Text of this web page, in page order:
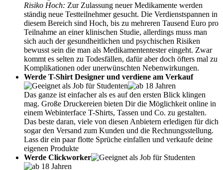
Risiko Hoch: Zur Zulassung neuer Medikamente werden
ständig neue Testteilnehmer gesucht. Die Verdienstspannen in
diesem Bereich sind Hoch, bis zu mehreren Tausend Euro pro
Teilnahme an einer klinischen Studie, allerdings muss man
sich auch der gesundheitlichen und psychischen Risiken
bewusst sein die man als Medikamententester eingeht. Zwar
kommt es selten zu Todesfällen, dafür aber doch öfters mal zu
Komplikationen oder unerwünschten Nebenwirkungen.
Werde T-Shirt Designer und verdiene am Verkauf
Das ganze ist einfacher als es auf den ersten Blick klingen
mag. Große Druckereien bieten Dir die Möglichkeit online in
einem Webinterface T-Shirts, Tassen und Co. zu gestalten.
Das beste daran, viele von diesen Anbietern erledigen für dich
sogar den Versand zum Kunden und die Rechnungsstellung.
Lass dir ein paar flotte Sprüche einfallen und verkaufe deine
eigenen Produkte
Werde Clickworker